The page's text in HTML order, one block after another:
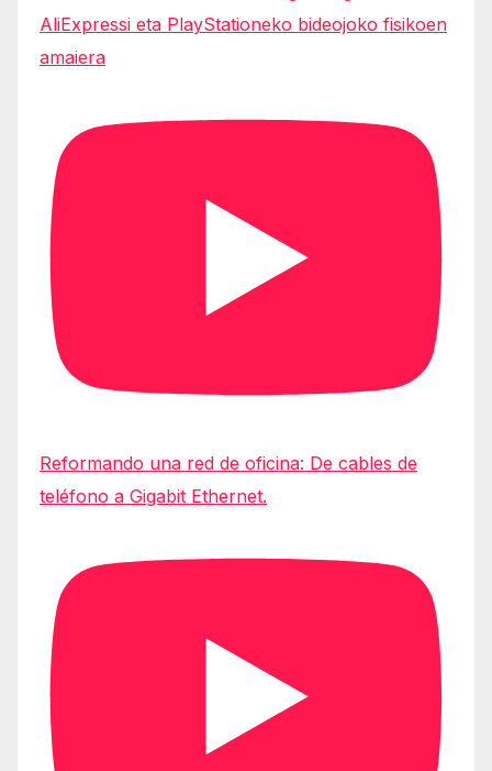
AliExpressi eta PlayStationeko bideojoko fisikoen
amaiera
Reformando una red de oficina: De cables de
teléfono a Gigabit Ethernet.